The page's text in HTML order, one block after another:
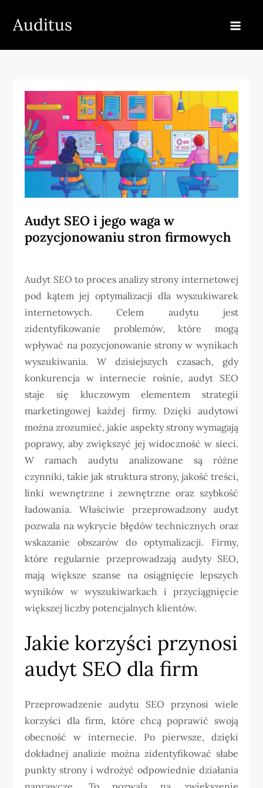
Auditus
Audyt SEO i jego waga w
pozycjonowaniu stron firmowych
Audyt SEO to proces analizy strony internetowej
pod kątem jej optymalizacji dla wyszukiwarek
internetowych. Celem audytu jest
zidentyfikowanie problemów, które mogą
wpływać na pozycjonowanie strony w wynikach
wyszukiwania. W dzisiejszych czasach, gdy
konkurencja w internecie rośnie, audyt SEO
staje się kluczowym elementem strategii
marketingowej każdej firmy. Dzięki audytowi
można zrozumieć, jakie aspekty strony wymagają
poprawy, aby zwiększyć jej widoczność w sieci.
W ramach audytu analizowane są różne
czynniki, takie jak struktura strony, jakość treści,
linki wewnętrzne i zewnętrzne oraz szybkość
ładowania. Właściwie przeprowadzony audyt
pozwala na wykrycie błędów technicznych oraz
wskazanie obszarów do optymalizacji. Firmy,
które regularnie przeprowadzają audyty SEO,
mają większe szanse na osiągnięcie lepszych
wyników w wyszukiwarkach i przyciągnięcie
większej liczby potencjalnych klientów.
Jakie korzyści przynosi
audyt SEO dla firm
Przeprowadzenie audytu SEO przynosi wiele
korzyści dla firm, które chcą poprawić swoją
obecność w internecie. Po pierwsze, dzięki
dokładnej analizie można zidentyfikować słabe
punkty strony i wdrożyć odpowiednie działania